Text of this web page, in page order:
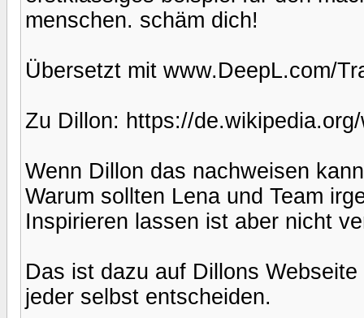
menschen. schäm dich!
Übersetzt mit www.DeepL.com/
Zu Dillon: https://
Wenn Dillon das nachweisen
Warum sollten Lena und Team
Inspirieren lassen ist aber nicht
Das ist dazu auf Dillons
jeder selbst entscheiden.